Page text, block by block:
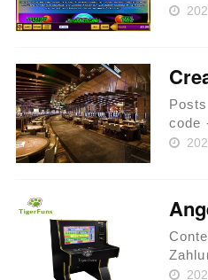
big
My
code
as